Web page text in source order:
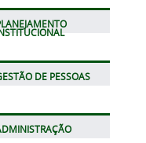
DE PESSOAS